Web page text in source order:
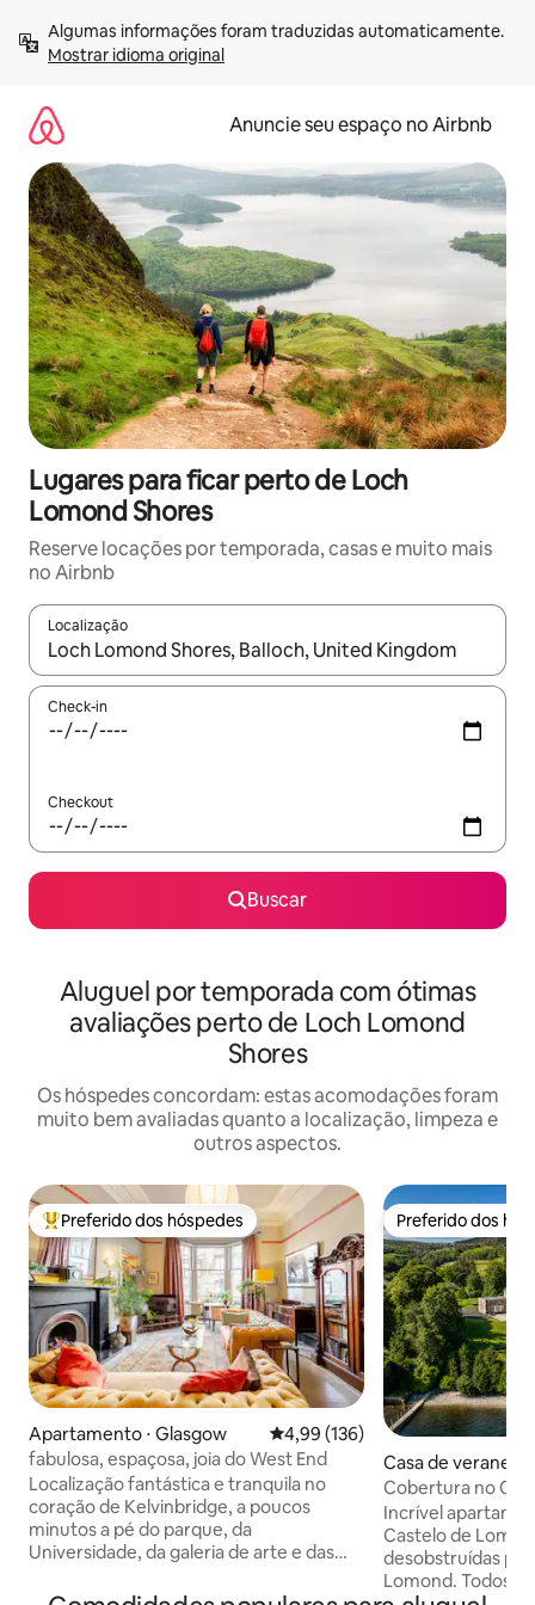
para
Mostrar idioma original
Anuncie seu espaço no Airbnb
Lugares para ficar perto de Loch
Lomond Shores
Reserve locações por temporada, casas e muito mais
no Airbnb
Localização
Quando os resultados estiverem disponíveis, explore-os
Check-in
Checkout
Buscar
Aluguel por temporada com ótimas
avaliações perto de Loch Lomond
Shores
Os hóspedes concordam: estas acomodações foram
muito bem avaliadas quanto a localização, limpeza e
outros aspectos.
Entre os melhores preferidos dos hóspedes
Preferido dos hóspedes
Apartamento ⋅ Glasgow 4,99 de uma avaliação média de
4,99 (136)
fabulosa, espaçosa, joia do West End
Localização fantástica e tranquila no
coração de Kelvinbridge, a poucos
minutos a pé do parque, da
Universidade, da galeria de arte e das
Térreo de uma townhouse de Glasgow
Preferido dos
Preferido dos
Casa de veraneio
d Bute Council
Cobertura no
quartos e vista
Incrível
Castelo de
desobstruídas
Lomond. Todos os três quartos são